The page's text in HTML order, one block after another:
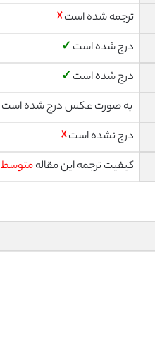
ترجمه شده است☓
درج شده است ✓
درج شده است ✓
به صورت عکس درج شده است
درج نشده است☓
کیفیت ترجمه این مقالهمتوسط